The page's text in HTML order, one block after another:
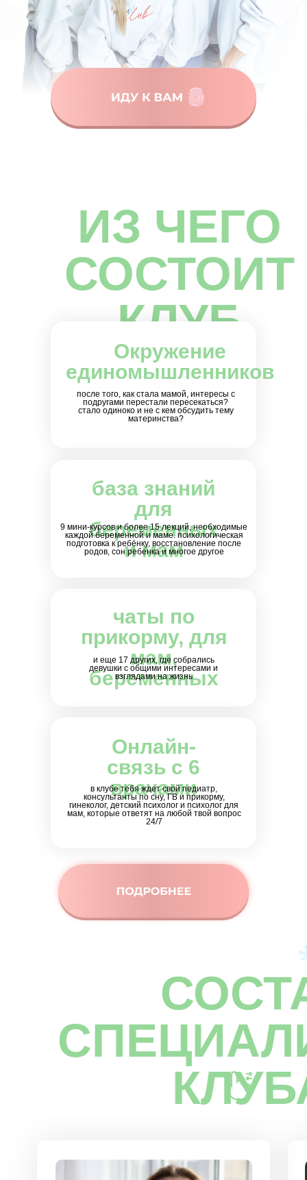
ИЗ ЧЕГО
СОСТОИТ
КЛУБ
чаты по
прикорму, для
мам,
беременных
Окружение
единомышленников
после того, как стала мамой, интересы с
подругами перестали пересекаться?
стало одиноко и не с кем обсудить тему
материнства?
и еще 17 других, где собрались
девушки с общими интересами и
взглядами на жизнь
Онлайн-
связь с 6
врачами
в клубе тебя ждет свой педиатр,
консультанты по сну, ГВ и прикорму,
гинеколог, детский психолог и психолог для
мам, которые ответят на любой твой вопрос
24/7
база знаний
для
беременных
и мам
9 мини-курсов и более 15 лекций, необходимые
каждой беременной и маме. психологическая
подготовка к ребёнку, восстановление после
родов, сон ребенка и многое другое